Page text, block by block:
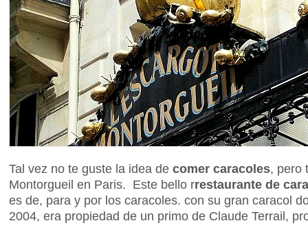
Tal vez no te guste la idea de comer caracoles, pero
Montorgueil en Paris. Este bello rrestaurante de
es de, para y por los caracoles. con su gran caracol
2004, era propiedad de un primo de Claude Terrail,